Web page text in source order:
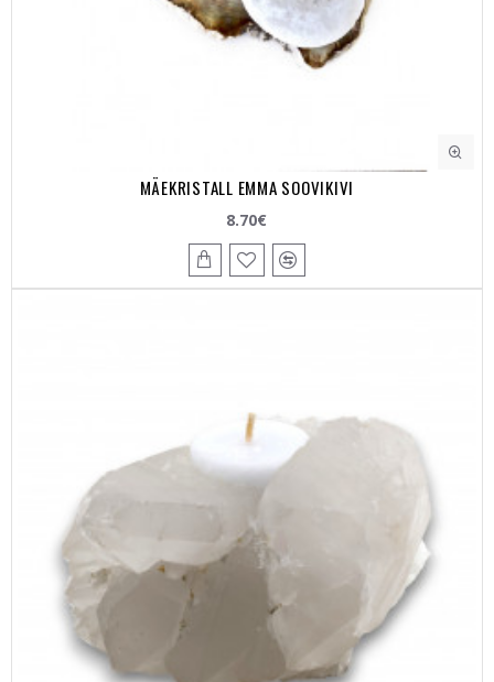
MÄEKRISTALL EMMA SOOVIKIVI
8.70€